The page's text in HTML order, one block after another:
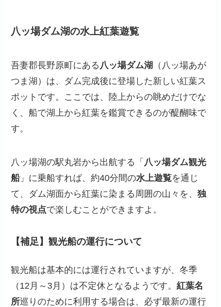
八ッ場ダム湖の水上紅葉遊覧
吾妻郡長野原町にある 八ッ場ダム湖
（八ッ場あが
つま湖）は、ダム完成後に登場した新しい紅葉ス
ポットです。ここでは、陸上からの眺めだけでな
く、船で湖上から紅葉を鑑賞できるのが醍醐味で
す。
八ッ場湖の駅丸岩から出航する「 八ッ場ダム観光
船」に乗船すれば、約40分間の水上遊覧を通じ
て、ダム湖面から紅葉に染まる周囲の山々を、独
特の視点で楽しむことができますよ。
【補足】観光船の運行について
観光船は基本的には運行されていますが、冬季
（12月～3月）は不定休となるようです。紅葉名
所巡りのために利用する場合は、必ず最新の運行